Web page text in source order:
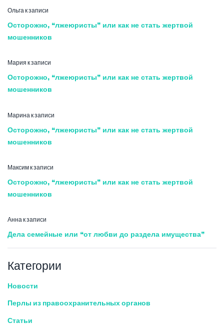
Ольга к записи
Осторожно, “лжеюристы” или как не стать жертвой
мошенников
Мария к записи
Осторожно, “лжеюристы” или как не стать жертвой
мошенников
Марина к записи
Осторожно, “лжеюристы” или как не стать жертвой
мошенников
Максимк записи
Осторожно, “лжеюристы” или как не стать жертвой
мошенников
Аннак записи
Дела семейные или “от любви до раздела имущества”
Категории
Новости
Перлы из правоохранительных органов
Статьи